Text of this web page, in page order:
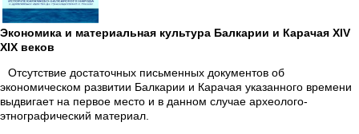
Экономика и материальная культура Балкарии и Карачая XIV
XIX веков
Отсутствие достаточных письменных документов об
экономическом развитии Балкарии и Карачая указанного времени
выдвигает на первое место и в данном случае археолого-
этнографический материал.